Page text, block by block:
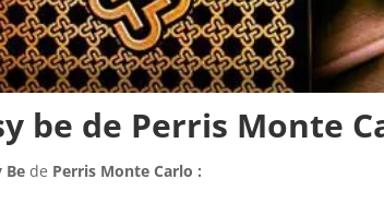
be de Perris Monte
Bede Perris Monte Carlo :